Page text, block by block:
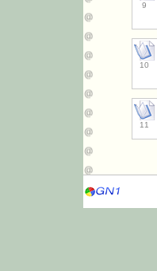
9
10
11